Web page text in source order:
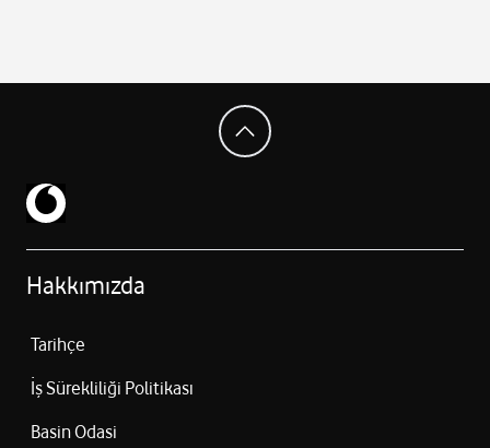
Hakkımızda
Tarihçe
İş Sürekliliği Politikası
Basin Odasi